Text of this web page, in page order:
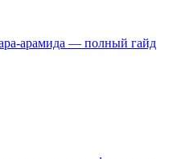
арамида — полный гайд